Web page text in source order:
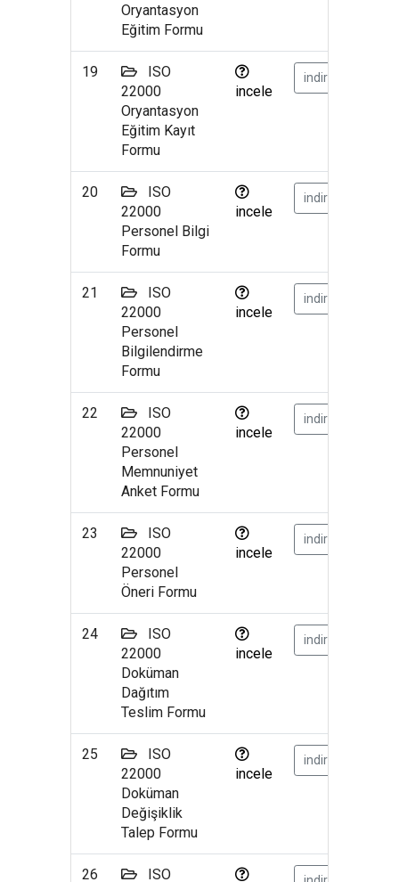
Oryantasyon
Eğitim Formu
19
ISO
22000
Oryantasyon
Eğitim Kayıt
Formu
incele
indir
20
ISO
22000
Personel Bilgi
Formu
incele
indir
21
ISO
22000
Personel
Bilgilendirme
Formu
incele
indir
22
ISO
22000
Personel
Memnuniyet
Anket Formu
incele
indir
23
ISO
22000
Personel
Öneri Formu
incele
indir
24
ISO
22000
Doküman
Dağıtım
Teslim Formu
incele
indir
25
ISO
22000
Doküman
Değişiklik
Talep Formu
incele
indir
26 ISO